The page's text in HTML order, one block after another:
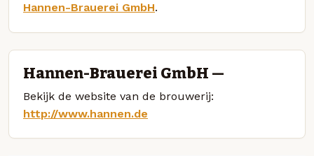
Hannen-Brauerei GmbH.
Hannen-Brauerei GmbH —
Bekijk de website van de brouwerij:
http://www.hannen.de